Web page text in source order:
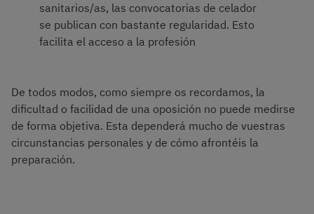
sanitarios/as, las convocatorias de celador
se publican con bastante regularidad. Esto
facilita el acceso a la profesión
De todos modos, como siempre os recordamos, la
dificultad o facilidad de una oposición no puede medirse
de forma objetiva. Esta dependerá mucho de vuestras
circunstancias personales y de cómo afrontéis la
preparación.